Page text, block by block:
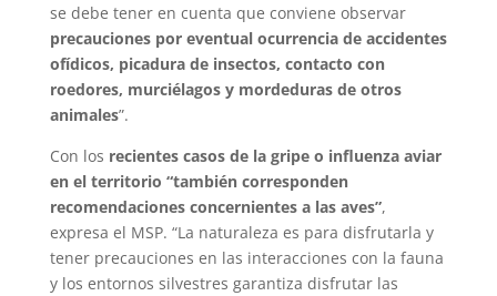
se debe tener en cuenta que conviene observar
precauciones por eventual ocurrencia de accidentes
ofídicos, picadura de insectos, contacto con
roedores, murciélagos y mordeduras de otros
animales”.
Con los recientes casos de la gripe o influenza aviar
en el territorio “también corresponden
recomendaciones concernientes a las aves”,
expresa el MSP. “La naturaleza es para disfrutarla y
tener precauciones en las interacciones con la fauna
y los entornos silvestres garantiza disfrutar las